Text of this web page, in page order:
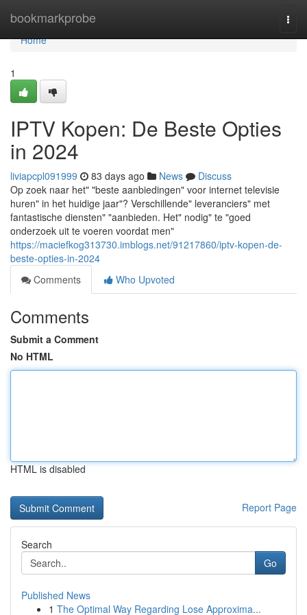
bookmarkprobe
Home
Home
1
IPTV Kopen: De Beste Opties
in 2024
liviapcpl091999 83 days ago News
Discuss
Op zoek naar het" "beste aanbiedingen" voor internet televisie
huren" in het huidige jaar"? Verschillende" leveranciers" met
fantastische diensten" "aanbieden. Het" nodig" te "goed
onderzoek uit te voeren voordat men"
https://maciefkog313730.imblogs.net/91217860/iptv-kopen-de-
beste-opties-in-2024
Comments
Who Upvoted
Comments
Submit a Comment
No HTML
HTML is disabled
Report Page
Search
Go
Published News
1 The Optimal Way Regarding Lose Approxima...